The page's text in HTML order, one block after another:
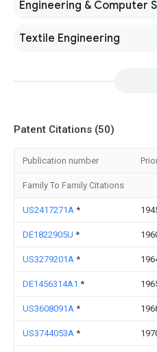
Engineering & Computer
Textile Engineering
Patent Citations (50)
Publication number
Family To Family Citations
US2417271A *
DE1822905U *
US3279201A *
DE1456314A1 *
US3608091A *
US3744053A *